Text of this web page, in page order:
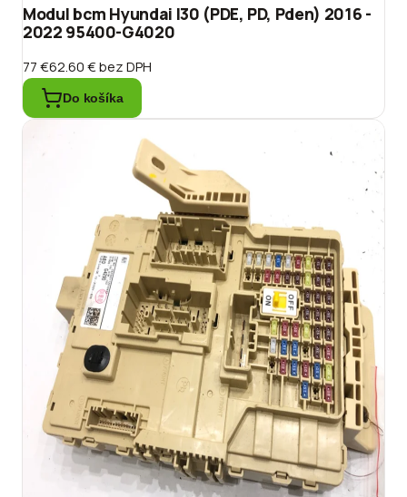
Modul bcm Hyundai I30 (PDE, PD, Pden) 2016 -
2022 95400-G4020
77 €62.60 €bez DPH
Do košíka